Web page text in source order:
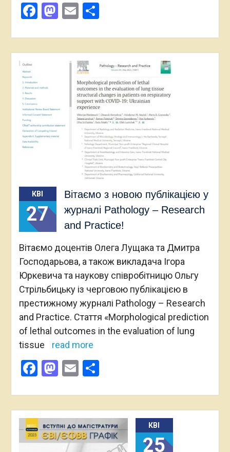
Facebook
Mastodon
EmailПоділитися
КВІ
27
Вітаємо з новою публікацією у
журналі Pathology – Research
and Practice!
Вітаємо доцентів Олега Лущака та Дмитра
Господарьова, а також викладача Ігора
Юркевича та наукову співробітницю Ольгу
Стрільбицьку із черговою публікацією в
престижному журналі Pathology – Research
and Practice. Стаття «Morphological prediction
of lethal outcomes in the evaluation of lung
tissue
read more
Facebook
Mastodon
EmailПоділитися
КВІ
25